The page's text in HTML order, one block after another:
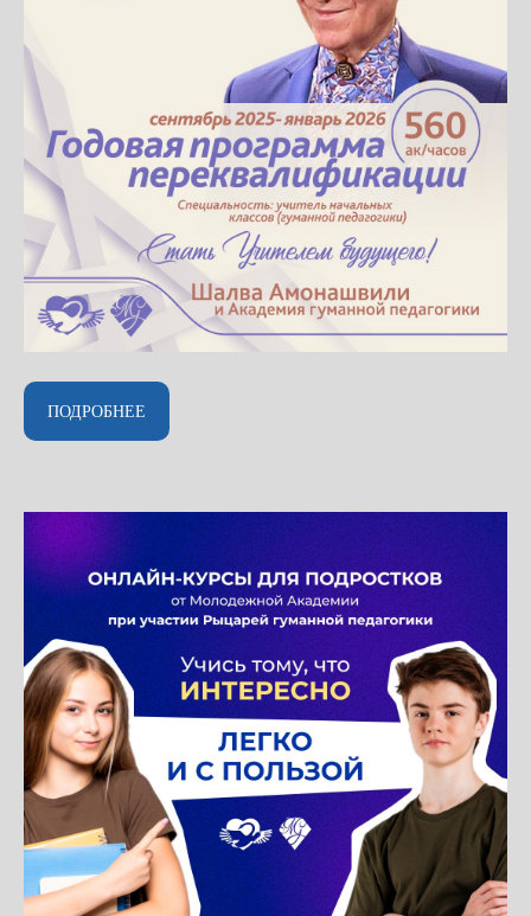
ПОДРОБНЕЕ
ПРОФЕССОРСКИЙ СОСТАВ
АКАДЕМИИ ГУМАННОЙ
ПЕДАГОГИКИ